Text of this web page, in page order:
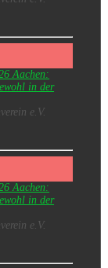
Aachen:
in der
e.V.
Aachen:
in der
e.V.